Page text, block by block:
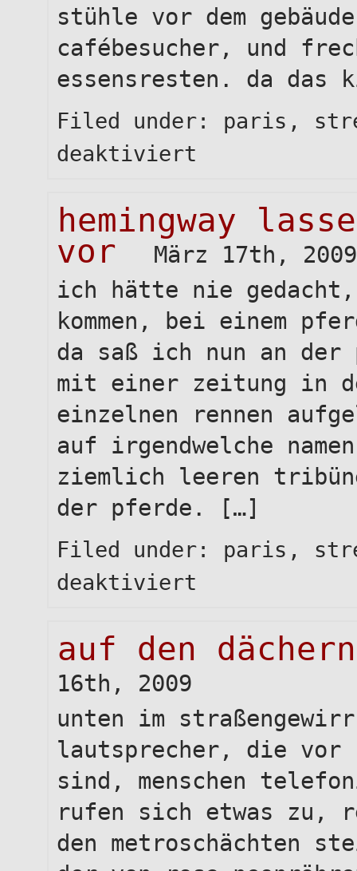
stühle vor dem
cafébesucher, und
essensresten. da das
Filed under: paris ,
deaktiviert
am
canal
martin
hemingway
vor
März 17th, 2009
ich hätte nie
kommen, bei einem
da saß ich nun an der
mit einer zeitung in
einzelnen rennen
auf irgendwelche
ziemlich leeren
der pferde. […]
Filed under: paris ,
deaktiviert
außen
auf den
16th, 2009
unten im
lautsprecher, die vor
sind, menschen
rufen sich etwas zu,
den metroschächten